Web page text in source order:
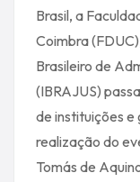
Brasil, a
Coimbra
Brasileiro de
(IBRAJUS)
de instituições e
realização do
Tomás de